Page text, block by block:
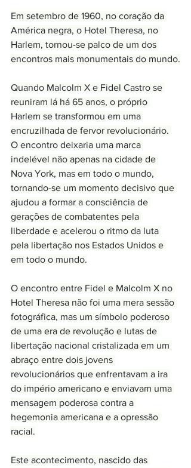
Em setembro de 1960, no coração da
América negra, o Hotel Theresa, no
Harlem, tornou-se palco de um dos
encontros mais monumentais do mundo.
Quando Malcolm X e Fidel Castro se
reuniram lá há 65 anos, o próprio
Harlem se transformou em uma
encruzilhada de fervor revolucionário.
O encontro deixaria uma marca
indelével não apenas na cidade de
Nova York, mas em todo o mundo,
tornando-se um momento decisivo que
ajudou a formar a consciência de
gerações de combatentes pela
liberdade e acelerou o ritmo da luta
pela libertação nos Estados Unidos e
em todo o mundo.
O encontro entre Fidel e Malcolm X no
Hotel Theresa não foi uma mera sessão
fotográfica, mas um símbolo poderoso
de uma era de revolução e lutas de
libertação nacional cristalizada em um
abraço entre dois jovens
revolucionários que enfrentavam a ira
do império americano e enviavam uma
mensagem poderosa contra a
hegemonia americana e a opressão
racial.
Este acontecimento, nascido das